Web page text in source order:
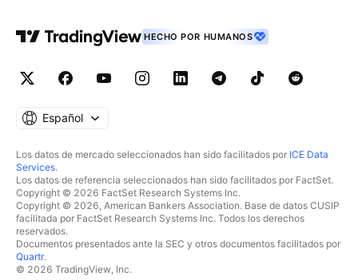
HECHO POR HUMANOS
Español
Los datos de mercado seleccionados han sido facilitados por ICE Data
Services.
Los datos de referencia seleccionados han sido facilitados por FactSet.
Copyright © 2026 FactSet Research Systems Inc.
Copyright © 2026, American Bankers Association. Base de datos CUSIP
facilitada por FactSet Research Systems Inc. Todos los derechos
reservados.
Documentos presentados ante la SEC y otros documentos facilitados por
Quartr.
© 2026 TradingView, Inc.